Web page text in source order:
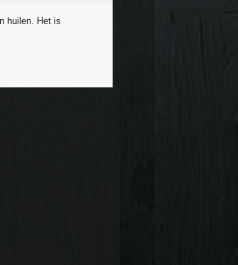
huilen. Het is